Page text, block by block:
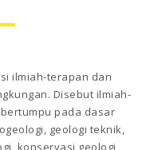
ilmiah-terapan dan
Disebut ilmiah-
pada dasar
geologi teknik,
konservasi geologi,